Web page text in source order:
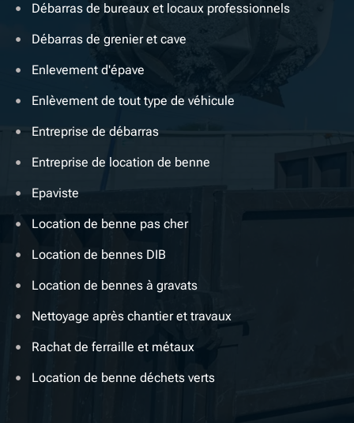
Débarras de bureaux et locaux professionnels
Débarras de grenier et cave
Enlevement d'épave
Enlèvement de tout type de véhicule
Entreprise de débarras
Entreprise de location de benne
Epaviste
Location de benne pas cher
Location de bennes DIB
Location de bennes à gravats
Nettoyage après chantier et travaux
Rachat de ferraille et métaux
Location de benne déchets verts